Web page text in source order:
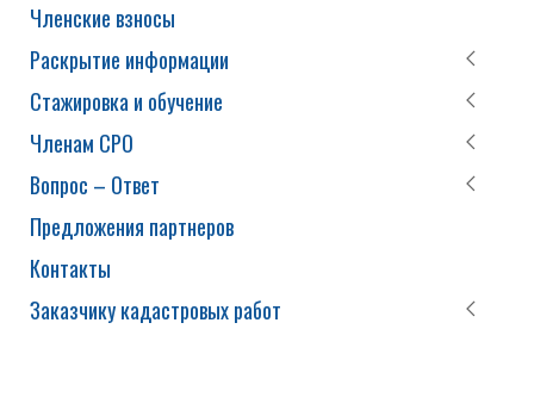
Членские взносы
Раскрытие информации
Стажировка и обучение
Членам СРО
Вопрос – Ответ
Предложения партнеров
Контакты
Заказчику кадастровых работ